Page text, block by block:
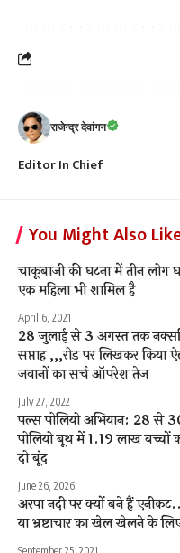
राजेन्द्र देवांगन
Editor In Chief
You Might Also
चाकूबाजी की घटना में तीन लोग
एक महिला भी शामिल है
April 6, 2021
28 जुलाई से 3 अगस्त तक
सप्ताह ,,,रोड पर लिखकर किया
जवानों का सर्च ऑपरेश तेज
July 27, 2022
पल्स पोलियो अभियान: 28 से
पोलियो बूथ में 1.19 लाख बच्चों
दो बूंद
June 26, 2026
अरपा नदी पर क्यों बने हैं
या भ्रष्टाचार का खेल खेलने के